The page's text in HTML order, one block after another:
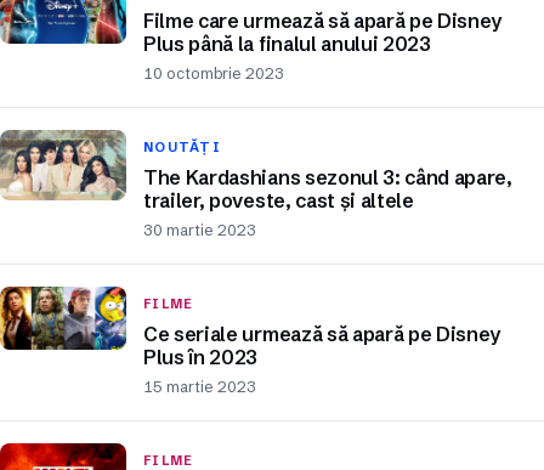
Filme care urmează să apară pe Disney
Plus până la finalul anului 2023
10 octombrie 2023
NOUTĂȚI
The Kardashians sezonul 3: când apare,
trailer, poveste, cast și altele
30 martie 2023
FILME
Ce seriale urmează să apară pe Disney
Plus în 2023
15 martie 2023
FILME